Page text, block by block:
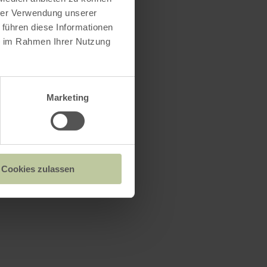
Verwendung unserer
diese Informationen
Rahmen Ihrer Nutzung
Marketing
Cookies zulassen